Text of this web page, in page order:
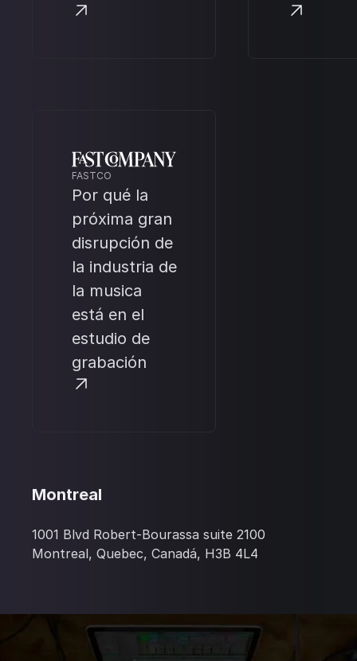
FASTCO
Por qué la
próxima gran
disrupción de
la industria de
la musica
está en el
estudio de
grabación
Montreal
1001 Blvd Robert-Bourassa suite 2100
Montreal, Quebec, Canadá, H3B 4L4